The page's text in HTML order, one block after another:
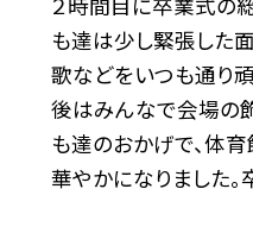
も達は少し緊張した
歌などをいつも通り
後はみんなで会場の
も達のおかげで、体
華やかになりました。